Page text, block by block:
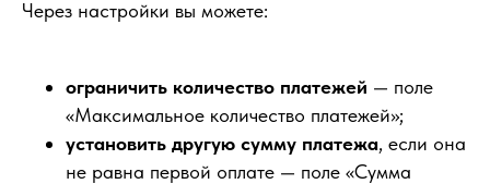
Через настройки вы можете:
ограничить количество платежей — поле
«Максимальное количество платежей»;
установить другую сумму платежа, если она
не равна первой оплате — поле «Сумма